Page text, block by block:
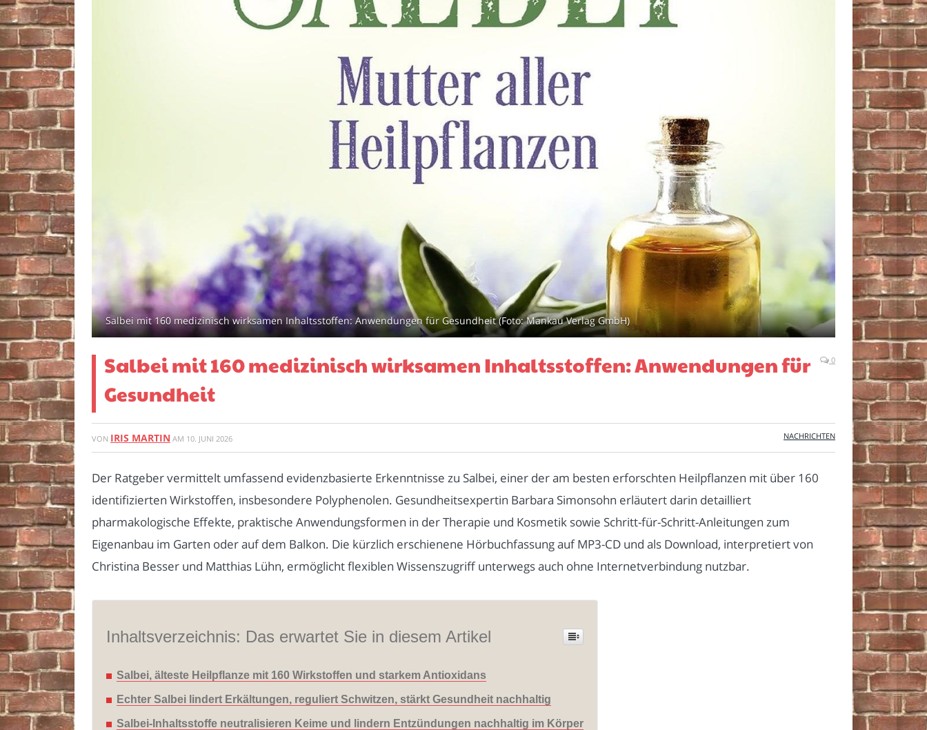
Salbei mit 160 medizinisch wirksamen Inhaltsstoffen: Anwendungen für Gesundheit (Foto: Mankau Verlag GmbH)
Salbei mit 160 medizinisch wirksamen Inhaltsstoffen: Anwendungen für
Gesundheit
0
VON IRIS MARTIN AM 10. JUNI 2026 NACHRICHTEN
Der Ratgeber vermittelt umfassend evidenzbasierte Erkenntnisse zu Salbei, einer der am besten erforschten Heilpflanzen mit über 160
identifizierten Wirkstoffen, insbesondere Polyphenolen. Gesundheitsexpertin Barbara Simonsohn erläutert darin detailliert
pharmakologische Effekte, praktische Anwendungsformen in der Therapie und Kosmetik sowie Schritt-für-Schritt-Anleitungen zum
Eigenanbau im Garten oder auf dem Balkon. Die kürzlich erschienene Hörbuchfassung auf MP3-CD und als Download, interpretiert von
Christina Besser und Matthias Lühn, ermöglicht flexiblen Wissenszugriff unterwegs auch ohne Internetverbindung nutzbar.
Inhaltsverzeichnis: Das erwartet Sie in diesem Artikel
Salbei, älteste Heilpflanze mit 160 Wirkstoffen und starkem Antioxidans
Echter Salbei lindert Erkältungen, reguliert Schwitzen, stärkt Gesundheit nachhaltig
Salbei-Inhaltsstoffe neutralisieren Keime und lindern Entzündungen nachhaltig im Körper